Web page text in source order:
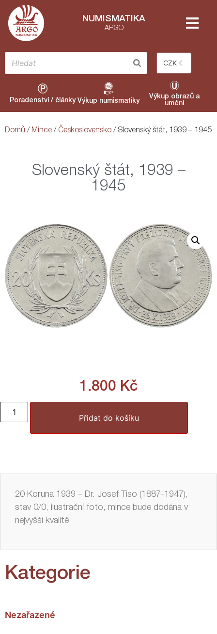
NUMISMATIKA
ARGO
CZK
Poradenství / články Výkup numismatiky
Výkup obrazů a
umění
Domů / Mince / Československo / Slovenský štát, 1939 – 1945
Kategorie
Nezařazené
Slovenský štát, 1939 –
1945
1.800 Kč
Přidat do košíku
20 Koruna 1939 – Dr. Josef Tiso (1887-1947),
stav 0/0, ilustrační foto, mince bude dodána v
nejvyšší kvalitě